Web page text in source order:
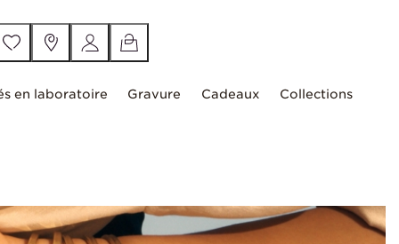
en laboratoire Gravure Cadeaux Collections